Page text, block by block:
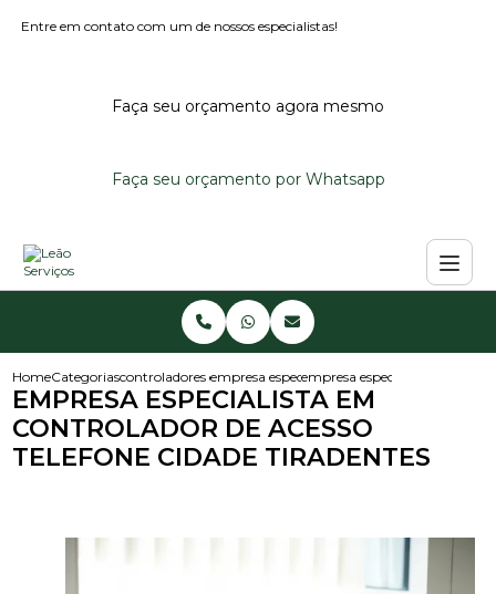
Entre em contato com um de nossos especialistas!
Faça seu orçamento agora mesmo
Faça seu orçamento por Whatsapp
HomeCategoriascontroladores de acessoempresa especializada em controlador de
empresa especialista em
EMPRESA ESPECIALISTA EM
CONTROLADOR DE ACESSO
TELEFONE CIDADE TIRADENTES